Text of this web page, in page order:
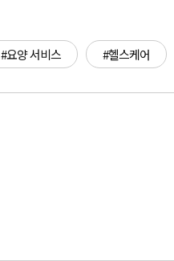
#요양 서비스 #헬스케어